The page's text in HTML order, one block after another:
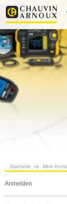
Startseite Mein
anmelden